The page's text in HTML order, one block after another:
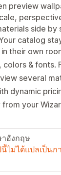
preview
side
catalog
their own
& fonts.
several
dynamic
your
อังกฤษ
ไม่ได้แปลเป็นภ